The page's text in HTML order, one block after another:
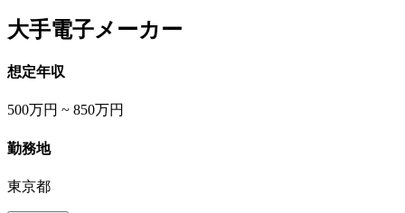
大手電子メーカー
想定年収
500万円 ~ 850万円
勤務地
東京都